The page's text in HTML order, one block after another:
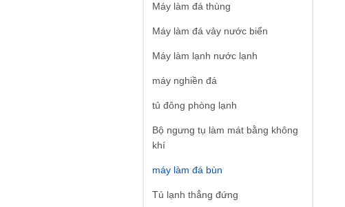
Máy làm đá thùng
Máy làm đá vảy nước biển
Máy làm lạnh nước lạnh
máy nghiền đá
tủ đông phòng lạnh
Bộ ngưng tụ làm mát bằng không
khí
máy làm đá bùn
Tủ lạnh thẳng đứng